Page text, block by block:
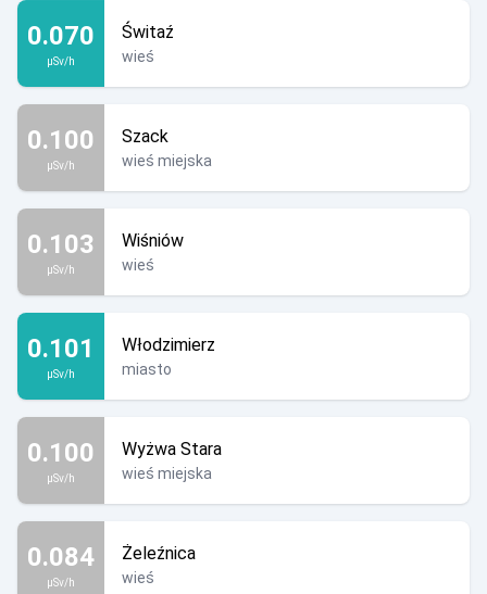
0.070
µSv/h
Świtaź
wieś
0.100
µSv/h
Szack
wieś miejska
0.103
µSv/h
Wiśniów
wieś
0.101
µSv/h
Włodzimierz
miasto
0.100
µSv/h
Wyżwa Stara
wieś miejska
0.084
µSv/h
Żeleźnica
wieś